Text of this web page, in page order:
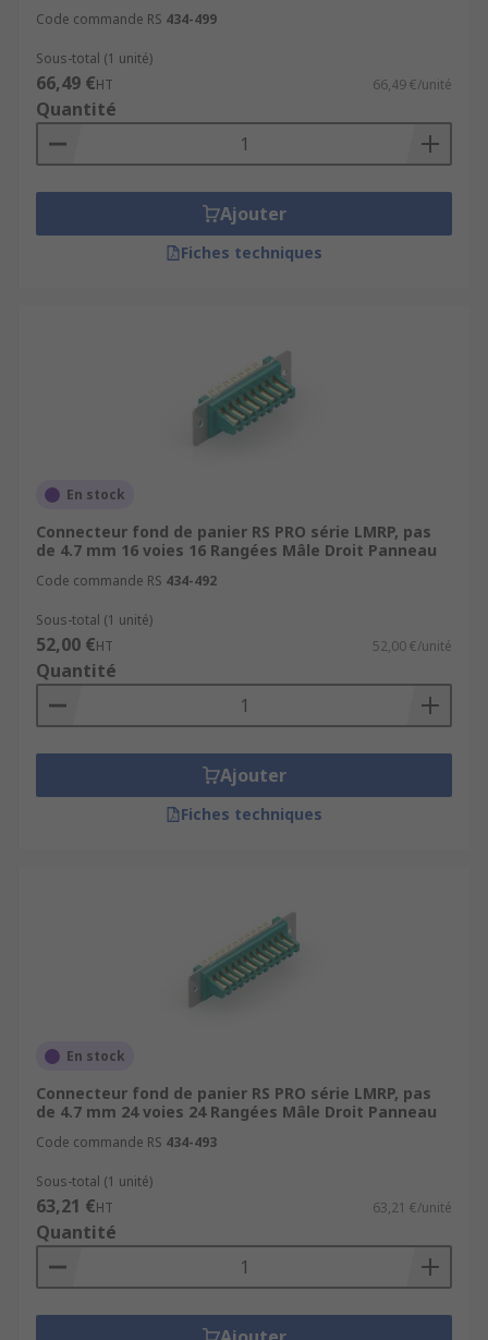
Code commande RS 434-499
Sous-total (1 unité)
66,49 €HT 66,49 €/unité
Quantité
Ajouter
Fiches techniques
En stock
Connecteur fond de panier RS PRO série LMRP, pas
de 4.7 mm 16 voies 16 Rangées Mâle Droit Panneau
Code commande RS 434-492
Sous-total (1 unité)
52,00 €HT 52,00 €/unité
Quantité
Ajouter
Fiches techniques
En stock
Connecteur fond de panier RS PRO série LMRP, pas
de 4.7 mm 24 voies 24 Rangées Mâle Droit Panneau
Code commande RS 434-493
Sous-total (1 unité)
63,21 €HT 63,21 €/unité
Quantité